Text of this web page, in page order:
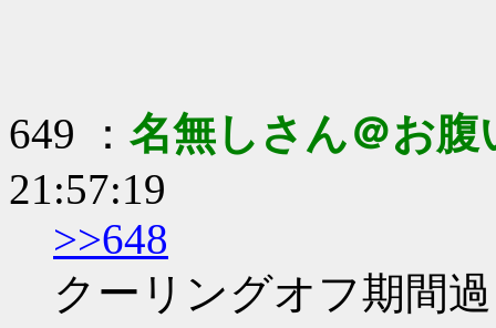
649 ： 名無しさん＠お腹
21:57:19
>>648
クーリングオフ期間